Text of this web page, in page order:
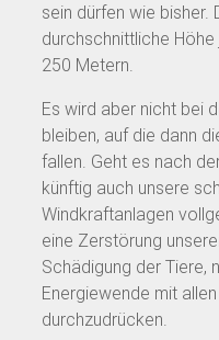
sein dürfen wie bisher.
durchschnittliche
250 Metern.
Es wird aber nicht bei
bleiben, auf die dann
fallen. Geht es nach
künftig auch unsere
Windkraftanlagen
eine Zerstörung
Schädigung der Tiere,
Energiewende mit
durchzudrücken.